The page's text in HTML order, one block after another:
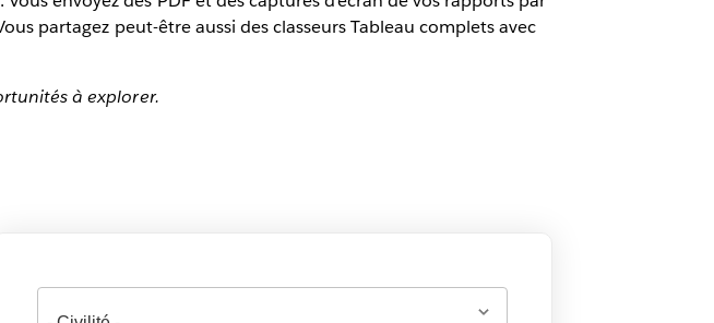
partagez peut-être aussi des classeurs Tableau complets avec
à explorer.